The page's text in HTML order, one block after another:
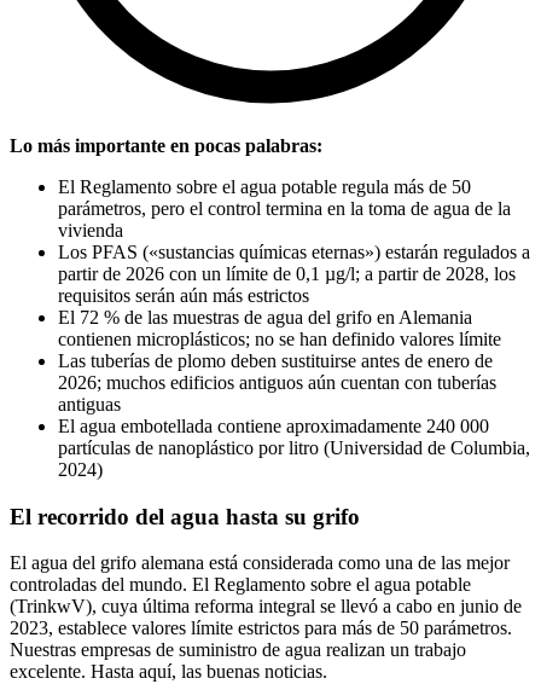
Lo más importante en pocas palabras:
El Reglamento sobre el agua potable regula más de 50
parámetros, pero el control termina en la toma de agua de la
vivienda
Los PFAS («sustancias químicas eternas») estarán regulados a
partir de 2026 con un límite de 0,1 µg/l; a partir de 2028, los
requisitos serán aún más estrictos
El 72 % de las muestras de agua del grifo en Alemania
contienen microplásticos; no se han definido valores límite
Las tuberías de plomo deben sustituirse antes de enero de
2026; muchos edificios antiguos aún cuentan con tuberías
antiguas
El agua embotellada contiene aproximadamente 240 000
partículas de nanoplástico por litro (Universidad de Columbia,
2024)
El recorrido del agua hasta su grifo
El agua del grifo alemana está considerada como una de las mejor
controladas del mundo. El Reglamento sobre el agua potable
(TrinkwV), cuya última reforma integral se llevó a cabo en junio de
2023, establece valores límite estrictos para más de 50 parámetros.
Nuestras empresas de suministro de agua realizan un trabajo
excelente. Hasta aquí, las buenas noticias.